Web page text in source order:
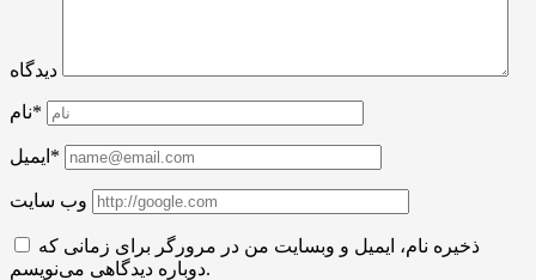
دیدگاه
نام*
ایمیل*
وب سایت
ذخیره نام، ایمیل و وبسایت من در مرورگر برای زمانی که
دوباره دیدگاهی می‌نویسم.